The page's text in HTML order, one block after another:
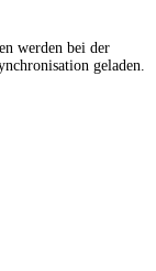
werden bei der
geladen.